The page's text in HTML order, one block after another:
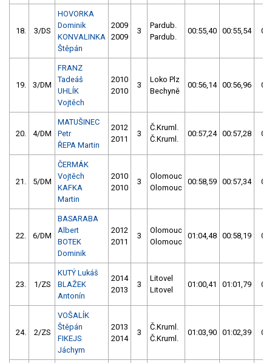
18. 3/DS
HOVORKA
Dominik
KONVALINKA
Štěpán
2009
2009
3
Pardub.
Pardub.
00:55,40 00:55,54
19. 3/DM
FRANZ
Tadeáš
UHLÍK
Vojtěch
2010
2010
3
Loko Plz
Bechyně
00:56,14 00:56,96
20. 4/DM
MATUŠINEC
Petr
ŘEPA Martin
2012
2011
3
Č.Kruml.
Č.Kruml.
00:57,24 00:57,28
21. 5/DM
ČERMÁK
Vojtěch
KAFKA
Martin
2010
2010
3
Olomouc
Olomouc
00:58,59 00:57,34
22. 6/DM
BASARABA
Albert
BOTEK
Dominik
2012
2011
3
Olomouc
Olomouc
01:04,48 00:58,19
23. 1/ZS
KUTÝ Lukáš
BLAŽEK
Antonín
2014
2013
3
Litovel
Litovel
01:00,41 01:01,79
24. 2/ZS
VOŠALÍK
Štěpán
FIKEJS
Jáchym
2013
2014
3
Č.Kruml.
Č.Kruml.
01:03,90 01:02,39